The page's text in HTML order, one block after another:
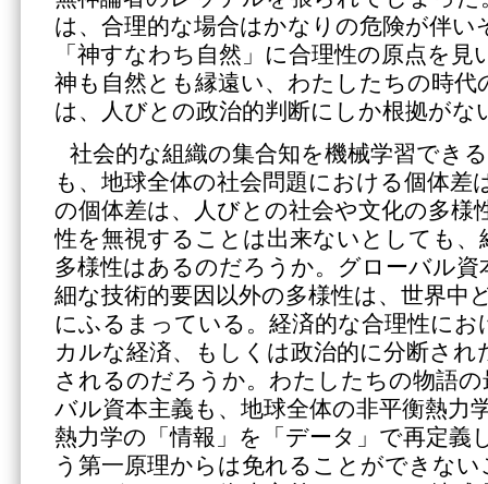
は、合理的な場合はかなりの危険が伴
「神すなわち自然」に合理性の原点を
神も自然とも縁遠い、わたしたちの時代
は、人びとの政治的判断にしか根拠がな
社会的な組織の集合知を機械学習でき
も、地球全体の社会問題における個体差
の個体差は、人びとの社会や文化の多様
性を無視することは出来ないとしても、
多様性はあるのだろうか。グローバル資
細な技術的要因以外の多様性は、世界中
にふるまっている。経済的な合理性にお
カルな経済、もしくは政治的に分断され
されるのだろうか。わたしたちの物語
バル資本主義も、地球全体の非平衡熱力
熱力学の「情報」を「データ」で再定義
う第一原理からは免れることができな